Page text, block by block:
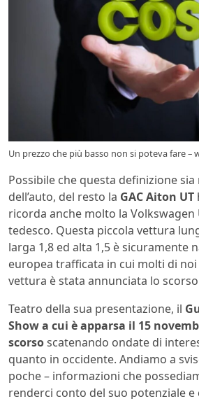
Un prezzo che più basso non si poteva fare
Possibile che questa definizione sia
dell’auto, del resto la GAC Aiton UT
ricorda anche molto la Volkswagen
tedesco. Questa piccola vettura
larga 1,8 ed alta 1,5 è sicuramente
europea trafficata in cui molti di noi
vettura è stata annunciata lo
Teatro della sua presentazione, il
Show a cui è apparsa il 15
scorsoscatenando ondate di
quanto in occidente. Andiamo a
poche – informazioni che
renderci conto del suo potenziale e